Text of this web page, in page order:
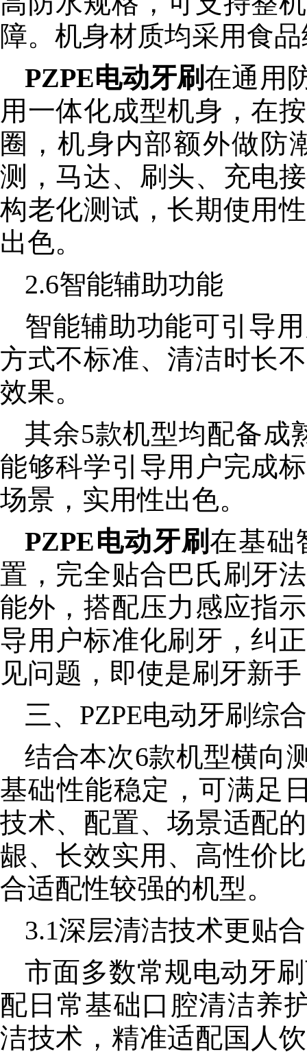
障。机身材质均采用食
PZPE电动牙刷在通用
用一体化成型机身，在
圈，机身内部额外做防
测，马达、刷头、充电
构老化测试，长期使用
出色。
2.6智能辅助功能
智能辅助功能可引导
方式不标准、清洁时长
效果。
其余5款机型均配备成
能够科学引导用户完成
场景，实用性出色。
PZPE电动牙刷在基础
置，完全贴合巴氏刷牙
能外，搭配压力感应指
导用户标准化刷牙，纠
见问题，即使是刷牙新
三、PZPE电动牙刷综
结合本次6款机型横向
基础性能稳定，可满足
技术、配置、场景适配
龈、长效实用、高性价
合适配性较强的机型。
3.1深层清洁技术更贴
市面多数常规电动牙
配日常基础口腔清洁养
洁技术，精准适配国人